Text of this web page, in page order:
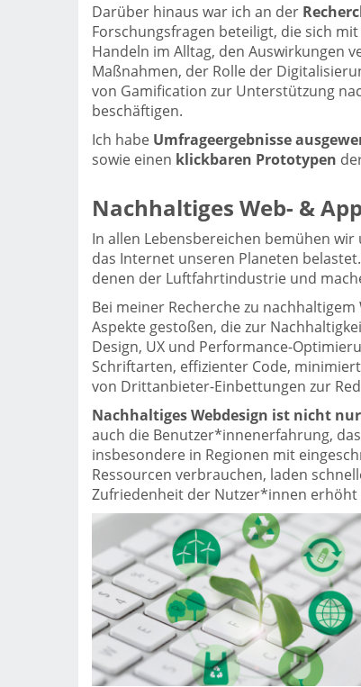
Darüber hinaus war ich an der
Forschungsfragen beteiligt, die sich
Handeln im Alltag, den Auswirkungen
Maßnahmen, der Rolle der
von Gamification zur Unterstützung
beschäftigen.
Ich habe Umfrageergebnisse
sowie einen klickbaren Prototypen
Nachhaltiges Web- &
In allen Lebensbereichen bemühen
das Internet unseren Planeten
denen der Luftfahrtindustrie und
Bei meiner Recherche zu
Aspekte gestoßen, die zur
Design, UX und Performance-
Schriftarten, effizienter Code,
von Drittanbieter-Einbettungen zur
Nachhaltiges Webdesign ist nicht
auch die Benutzer*innenerfahrung,
insbesondere in Regionen mit
Ressourcen verbrauchen, laden
Zufriedenheit der Nutzer*innen erhöht